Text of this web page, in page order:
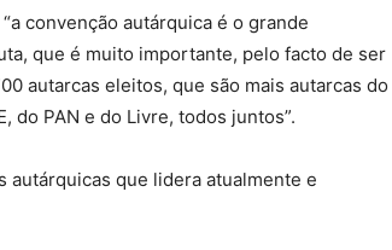
convenção autárquica é o grande
que é muito importante, pelo facto de ser
autarcas eleitos, que são mais autarcas do
do PAN e do Livre, todos juntos”.
que lidera atualmente e